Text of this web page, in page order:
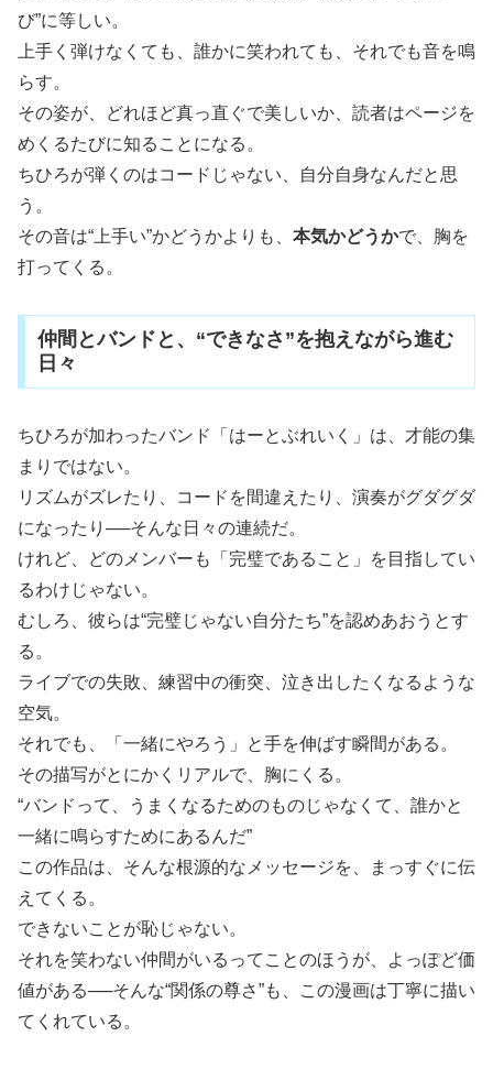
び”に等しい。
上手く弾けなくても、誰かに笑われても、それでも音を鳴
らす。
その姿が、どれほど真っ直ぐで美しいか、読者はページを
めくるたびに知ることになる。
ちひろが弾くのはコードじゃない、自分自身なんだと思
う。
その音は“上手い”かどうかよりも、 本気かどうかで、胸を
打ってくる。
仲間とバンドと、“できなさ”を抱えながら進む
日々
ちひろが加わったバンド「はーとぶれいく」は、才能の集
まりではない。
リズムがズレたり、コードを間違えたり、演奏がグダグダ
になったり──そんな日々の連続だ。
けれど、どのメンバーも「完璧であること」を目指してい
るわけじゃない。
むしろ、彼らは“完璧じゃない自分たち”を認めあおうとす
る。
ライブでの失敗、練習中の衝突、泣き出したくなるような
空気。
それでも、「一緒にやろう」と手を伸ばす瞬間がある。
その描写がとにかくリアルで、胸にくる。
“バンドって、うまくなるためのものじゃなくて、誰かと
一緒に鳴らすためにあるんだ”
この作品は、そんな根源的なメッセージを、まっすぐに伝
えてくる。
できないことが恥じゃない。
それを笑わない仲間がいるってことのほうが、よっぽど価
値がある──そんな“関係の尊さ”も、この漫画は丁寧に描い
てくれている。